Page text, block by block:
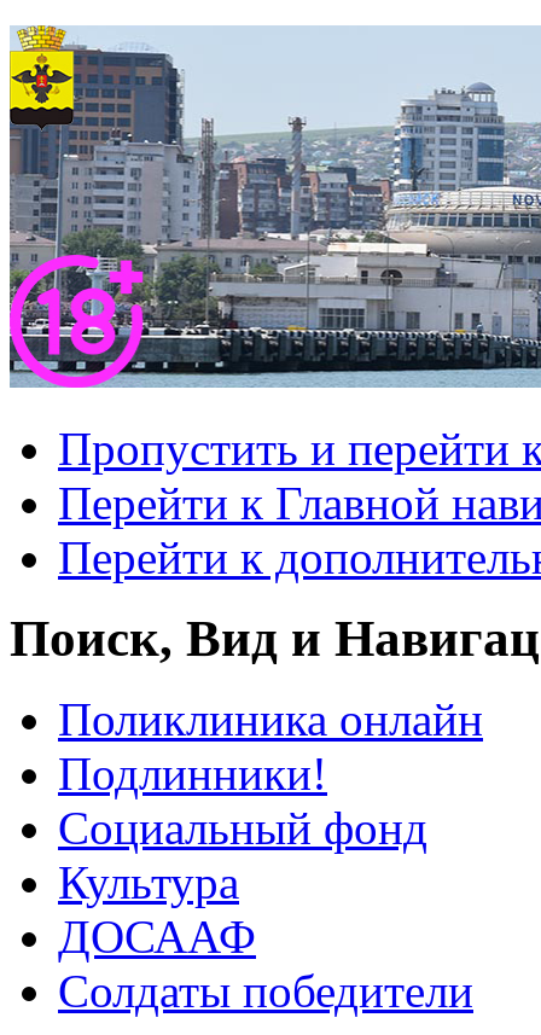
Пропустить и перейти
Перейти к Главной
Перейти к
Поиск, Вид и
Поликлиника онлайн
Подлинники!
Социальный фонд
Культура
ДОСААФ
Солдаты победители